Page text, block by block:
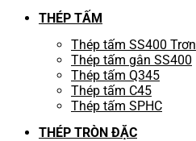
THÉP TẤM
Thép tấm SS400 Trơn
Thép tấm gân SS400
Thép tấm Q345
Thép tấm C45
Thép tấm SPHC
THÉP TRÒN ĐẶC